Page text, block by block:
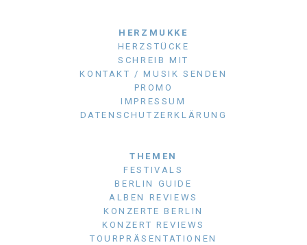
HERZMUKKE
HERZSTÜCKE
SCHREIB MIT
KONTAKT / MUSIK SENDEN
PROMO
IMPRESSUM
DATENSCHUTZERKLÄRUNG
THEMEN
FESTIVALS
BERLIN GUIDE
ALBEN REVIEWS
KONZERTE BERLIN
KONZERT REVIEWS
TOURPRÄSENTATIONEN